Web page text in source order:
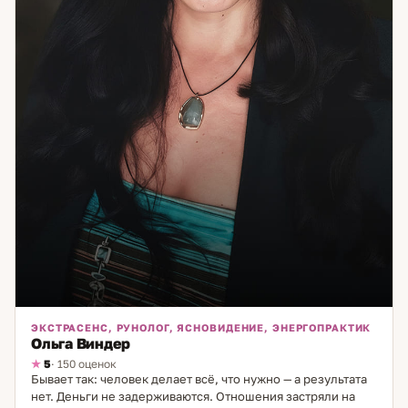
ЭКСТРАСЕНС, РУНОЛОГ, ЯСНОВИДЕНИЕ, ЭНЕРГОПРАКТИК
Ольга Виндер
5· 150 оценок
Бывает так: человек делает всё, что нужно — а результата
нет. Деньги не задерживаются. Отношения застряли на